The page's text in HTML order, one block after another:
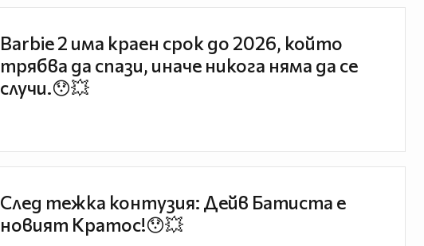
Barbie 2 има краен срок до 2026, който
трябва да спази, иначе никога няма да се
случи.😯💥
След тежка контузия: Дейв Батиста е
новият Кратос!😯💥